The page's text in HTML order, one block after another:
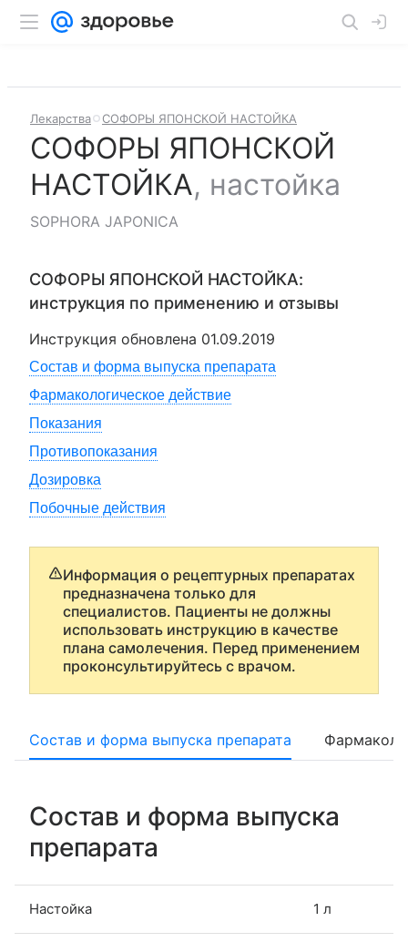
Лекарства СОФОРЫ ЯПОНСКОЙ НАСТОЙКА
СОФОРЫ ЯПОНСКОЙ
НАСТОЙКА, настойка
SOPHORA JAPONICA
СОФОРЫ ЯПОНСКОЙ НАСТОЙКА:
инструкция по применению и отзывы
Инструкция обновлена 01.09.2019
Состав и форма выпуска препарата
Фармакологическое действие
Показания
Противопоказания
Дозировка
Побочные действия
Информация о рецептурных препаратах
предназначена только для
специалистов. Пациенты не должны
использовать инструкцию в качестве
плана самолечения. Перед применением
проконсультируйтесь с врачом.
Состав и форма выпуска препарата
Состав и форма выпуска
препарата
Настойка 1 л